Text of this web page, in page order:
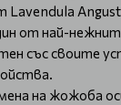
от най-
със своите
на жожоба